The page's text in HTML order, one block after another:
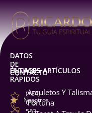
DATOS
DE
CONTACTO
(+34)
613
553
ENLACES
RÁPIDOS
Nosotros
ÚLTIMOS ARTÍCULOS
Amuletos Y
Fortuna